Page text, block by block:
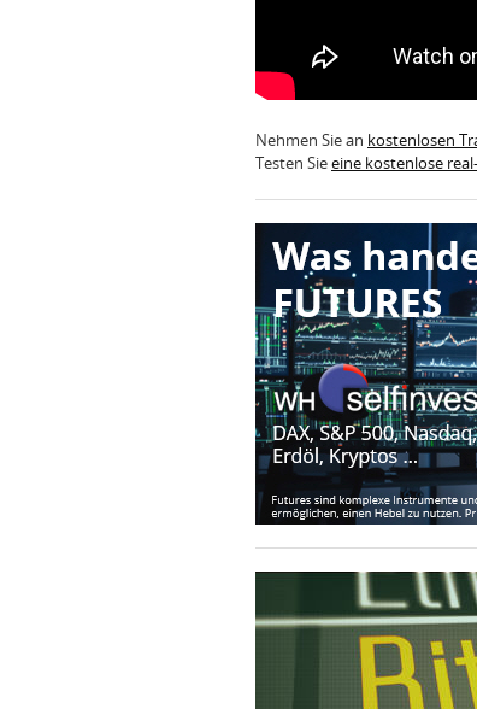
Nehmen Sie an kostenlosen
Testen Sieeine kostenlose